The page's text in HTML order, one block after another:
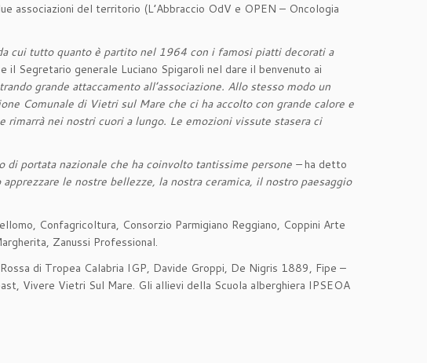
associazioni del territorio (L’Abbraccio OdV e OPEN – Oncologia
cui tutto quanto è partito nel 1964 con i famosi piatti decorati a
Segretario generale Luciano Spigaroli nel dare il benvenuto ai
grande attaccamento all’associazione. Allo stesso modo un
Comunale di Vietri sul Mare che ci ha accolto con grande calore e
nei nostri cuori a lungo. Le emozioni vissute stasera ci
di portata nazionale che ha coinvolto tantissime persone –ha detto
le nostre bellezze, la nostra ceramica, il nostro paesaggio
Confagricoltura, Consorzio Parmigiano Reggiano, Coppini Arte
Zanussi Professional.
di Tropea Calabria IGP, Davide Groppi, De Nigris 1889, Fipe –
Vivere Vietri Sul Mare. Gli allievi della Scuola alberghiera IPSEOA